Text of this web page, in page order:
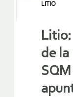
LITIO
Litio:
de la